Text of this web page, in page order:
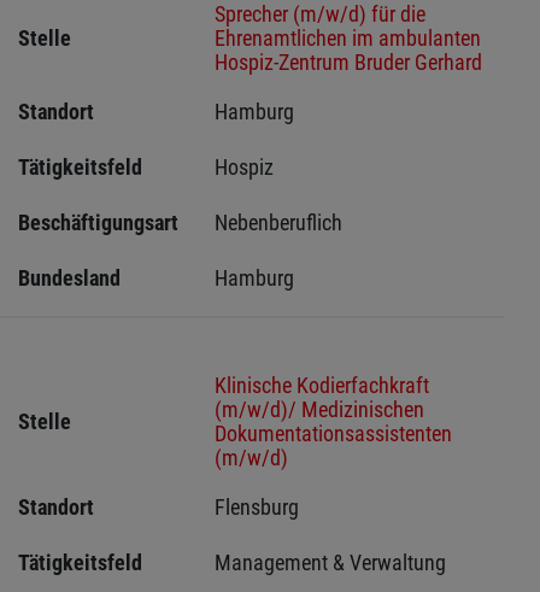
Stelle
Sprecher (m/w/d) für die
Ehrenamtlichen im ambulanten
Hospiz-Zentrum Bruder Gerhard
Standort
Hamburg
Tätigkeitsfeld Hospiz
Beschäftigungsart Nebenberuflich
Bundesland Hamburg
Stelle
Klinische Kodierfachkraft
(m/w/d)/ Medizinischen
Dokumentationsassistenten
(m/w/d)
Standort
Flensburg
Tätigkeitsfeld Management & Verwaltung